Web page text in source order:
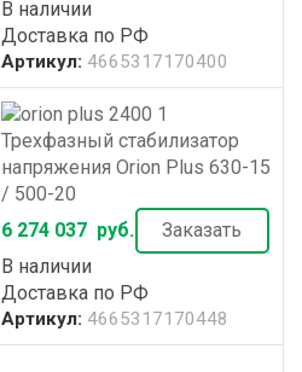
В наличии
Доставка по РФ
Артикул: 4665317170400
Трехфазный стабилизатор
напряжения Orion Plus 630-15
/ 500-20
6 274 037 руб.
Заказать
В наличии
Доставка по РФ
Артикул: 4665317170448